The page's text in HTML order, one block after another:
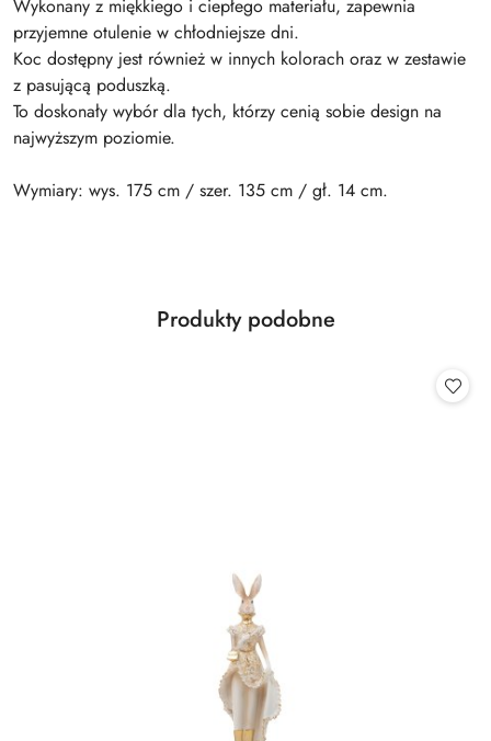
Wykonany z miękkiego i ciepłego materiału, zapewnia
przyjemne otulenie w chłodniejsze dni.
Koc dostępny jest również w innych kolorach oraz w zestawie
z pasującą poduszką.
To doskonały wybór dla tych, którzy cenią sobie design na
najwyższym poziomie.
Wymiary: wys. 175 cm / szer. 135 cm / gł. 14 cm.
Pomiń karuzelę produktów
Produkty
Produkty podobne